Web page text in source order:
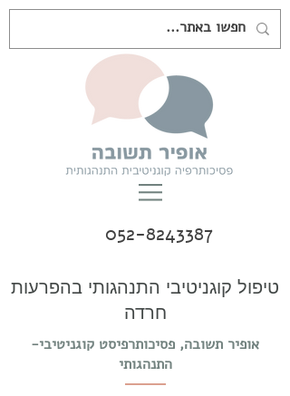
052-8243387
טיפול קוגניטיבי התנהגותי בהפרעות
חרדה
אופיר תשובה, פסיכותרפיסט קוגניטיבי-
התנהגותי